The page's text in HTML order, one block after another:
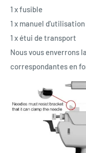
1 x fusible
1 x manuel d'utilisation
1 x étui de transport
Nous vous enverrons
correspondantes en